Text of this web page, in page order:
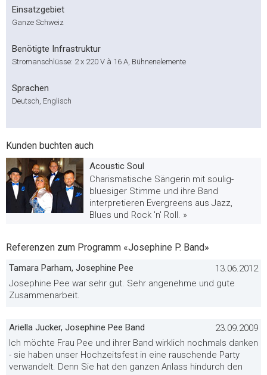
Einsatzgebiet
Ganze Schweiz
Benötigte Infrastruktur
Stromanschlüsse: 2 x 220 V à 16 A, Bühnenelemente
Sprachen
Deutsch, Englisch
Kunden buchten auch
Acoustic Soul
Charismatische Sängerin mit soulig-
bluesiger Stimme und ihre Band
interpretieren Evergreens aus Jazz,
Blues und Rock 'n' Roll. »
Referenzen zum Programm «Josephine P. Band»
Tamara Parham, Josephine Pee
13.06.2012
Josephine Pee war sehr gut. Sehr angenehme und gute
Zusammenarbeit.
Ariella Jucker, Josephine Pee Band
23.09.2009
Ich möchte Frau Pee und ihrer Band wirklich nochmals danken
- sie haben unser Hochzeitsfest in eine rauschende Party
verwandelt. Denn Sie hat den ganzen Anlass hindurch den